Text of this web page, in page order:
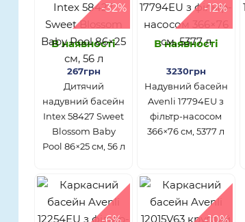
-32%
В наявності
267грн
Дитячий
надувний басейн
Intex 58427 Sweet
Blossom Baby
Pool 86×25 см, 56 л
-12%
В наявності
3230грн
Надувний басейн
Avenli 17794EU з
фільтр-насосом
366×76 см, 5377 л